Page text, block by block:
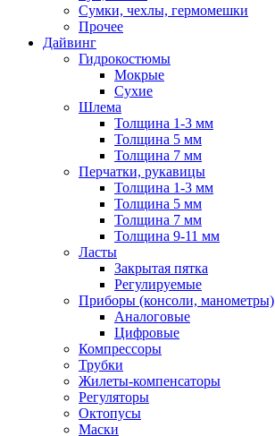
Сумки, чехлы, гермомешки
Прочее
Дайвинг
Гидрокостюмы
Мокрые
Сухие
Шлема
Толщина 1-3 мм
Толщина 5 мм
Толщина 7 мм
Перчатки, рукавицы
Толщина 1-3 мм
Толщина 5 мм
Толщина 7 мм
Толщина 9-11 мм
Ласты
Закрытая пятка
Регулируемые
Приборы (консоли, манометры)
Аналоговые
Цифровые
Компрессоры
Трубки
Жилеты-компенсаторы
Регуляторы
Октопусы
Маски